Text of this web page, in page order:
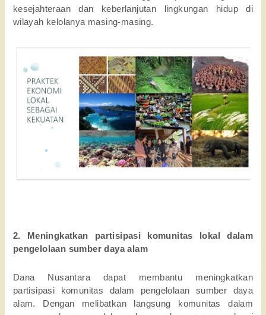
kesejahteraan dan keberlanjutan lingkungan hidup di
wilayah kelolanya masing-masing.
2. Meningkatkan partisipasi komunitas lokal dalam
pengelolaan sumber daya alam
Dana Nusantara dapat membantu meningkatkan
partisipasi komunitas dalam pengelolaan sumber daya
alam. Dengan melibatkan langsung komunitas dalam